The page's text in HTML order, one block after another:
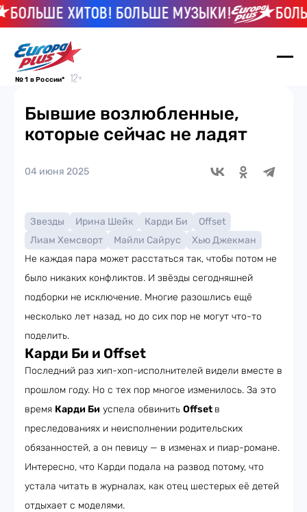
ХИТОВ! БОЛЬШЕ МУЗЫКИ!
№ 1 в России*
Бывшие возлюбленные,
которые сейчас не ладят
04 июня 2025
Звезды Ирина Шейк Карди Би
Offset
Лиам Хемсворт
Майли Сайрус
Хью Джекман
Не каждая пара может расстаться так, чтобы потом не
было никаких конфликтов. И звёзды сегодняшней
подборки не исключение. Многие разошлись ещё
несколько лет назад, но до сих пор не могут что-то
поделить.
Карди Би и Offset
Последний раз хип-хоп-исполнителей видели вместе в
прошлом году. Но с тех пор многое изменилось. За это
время Карди Би успела обвинить Offset в
преследованиях и неисполнении родительских
обязанностей, а он певицу — в изменах и пиар-романе.
Интересно, что Карди подала на развод потому, что
устала читать в журналах, как отец шестерых её детей
отдыхает с моделями.